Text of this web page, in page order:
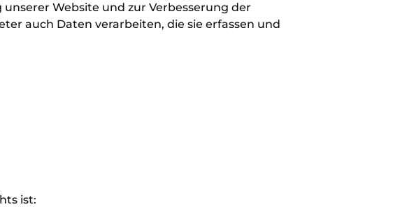
Website und zur Verbesserung der
auch Daten verarbeiten, die sie erfassen und
ist: